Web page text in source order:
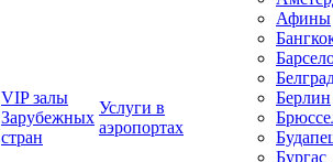
VIP залы
Зарубежных
стран
Услуги в
аэропортах
Афины
Берлин
Бургас